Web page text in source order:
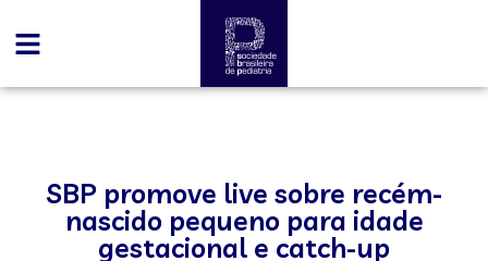
SBP promove live sobre recém-
nascido pequeno para idade
gestacional e catch-up